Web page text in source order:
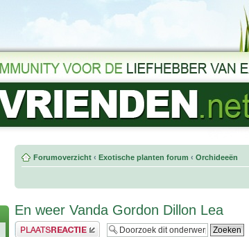
Forumoverzicht ‹ Exotische planten forum ‹ Orchideeën
En weer Vanda Gordon Dillon Lea
Plaats een reactie